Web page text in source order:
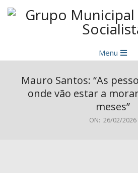
Skip
Municipal
Partido
Socialista
Navigation
Menu
Mauro Santos: “As
onde vão estar a
meses”
ON: 26/02/2026